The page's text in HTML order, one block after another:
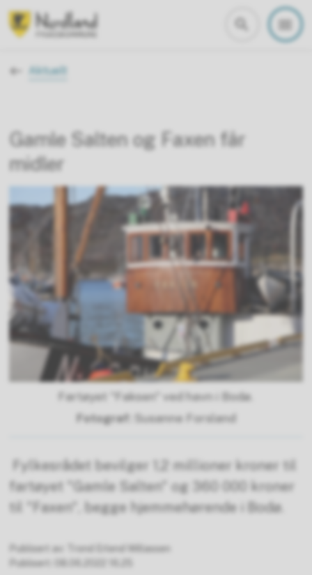
Du er her:
Aktuelt
Gamle Salten og Faxen får
midler
Fartøyet "Faksen" ved havn i Bodø.
Susanne Forsland
Fylkesrådet bevilger 1,2 millioner kroner til
fartøyet "Gamle Salten" og 360 000 kroner
til "Faxen", begge hjemmehørende i Bodø.
Publisert av
Trond Erlend Willassen
Publisert